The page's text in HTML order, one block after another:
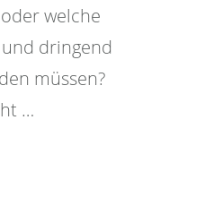
welche
dringend
müssen?
…